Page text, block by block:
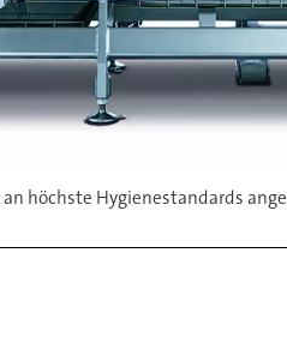
höchste Hygienestandards